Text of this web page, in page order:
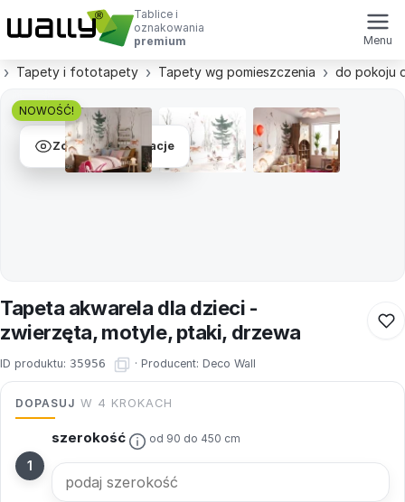
Tablice i
oznakowania
premium
Menu
Tapety i fototapety Tapety wg pomieszczenia do pokoju
NOWOŚĆ!
Zobacz wizualizacje
Tapeta akwarela dla dzieci -
zwierzęta, motyle, ptaki, drzewa
ID produktu: 35956 · Producent: Deco Wall
DOPASUJ W 4 KROKACH
szerokość od 90 do 450 cm